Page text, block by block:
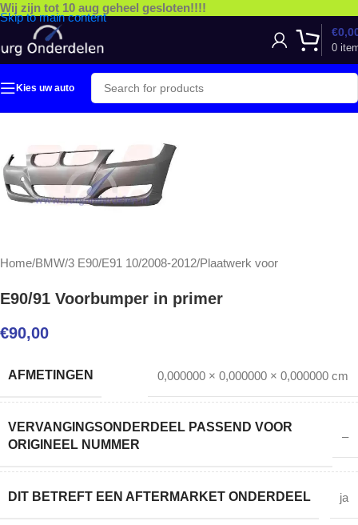
Skip to main content
Wij zijn tot 10 aug geheel gesloten!!!!
0
€
Kies uw auto
Home/BMW/3 E90/E91 10/2008-2012/Plaatwerk voor
E90/91 Voorbumper in primer
€90,00
AFMETINGEN 0,000000 × 0,000000 × 0,000000 cm
VERVANGINGSONDERDEEL PASSEND VOOR
ORIGINEEL NUMMER
–
DIT BETREFT EEN AFTERMARKET ONDERDEEL ja